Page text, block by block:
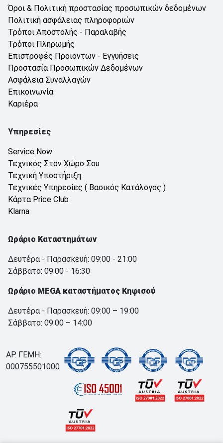
Όροι & Πολιτική προστασίας προσωπικών δεδομένων
Πολιτική ασφάλειας πληροφοριών
Τρόποι Αποστολής - Παραλαβής
Τρόποι Πληρωμής
Επιστροφές Προιοντων - Εγγυήσεις
Προστασία Προσωπικών Δεδομένων
Ασφάλεια Συναλλαγών
Επικοινωνία
Καριέρα
Υπηρεσίες
Service Now
Τεχνικός Στον Χώρο Σου
Τεχνική Υποστήριξη
Τεχνικές Υπηρεσίες ( Βασικός Κατάλογος )
Κάρτα Price Club
Klarna
Ωράριο Καταστημάτων
Δευτέρα - Παρασκευή: 09:00 - 21:00
Σάββατο: 09:00 - 16:30
Ωράριο MEGA καταστήματος Κηφισού
Δευτέρα - Παρασκευή: 09:00 – 19:00
Σάββατο: 09:00 – 14:00
ΑΡ. ΓΕΜΗ:
000755501000